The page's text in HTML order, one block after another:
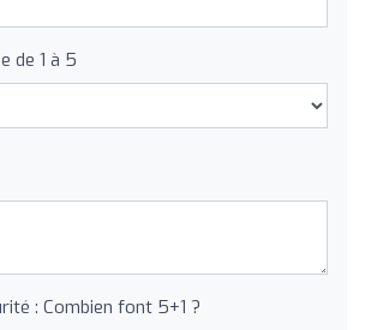
de 1 à 5
: Combien font 5+1 ?